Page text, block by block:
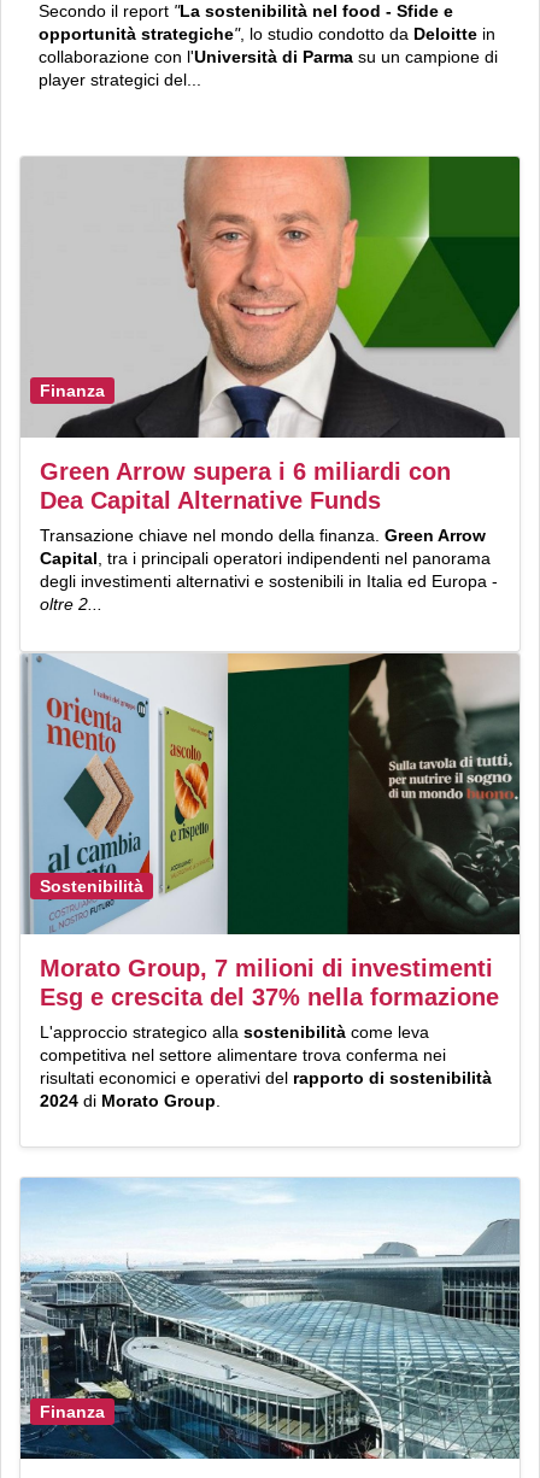
Secondo il report "La sostenibilità nel food - Sfide e
opportunità strategiche", lo studio condotto da Deloitte in
collaborazione con l'Università di Parma su un campione di
player strategici del...
Finanza
Green Arrow supera i 6 miliardi con
Dea Capital Alternative Funds
Transazione chiave nel mondo della finanza. Green Arrow
Capital , tra i principali operatori indipendenti nel panorama
degli investimenti alternativi e sostenibili in Italia ed Europa -
oltre 2...
Sostenibilità
Morato Group, 7 milioni di investimenti
Esg e crescita del 37% nella formazione
L'approccio strategico alla sostenibilità come leva
competitiva nel settore alimentare trova conferma nei
risultati economici e operativi del rapporto di sostenibilità
2024 di Morato Group
Finanza